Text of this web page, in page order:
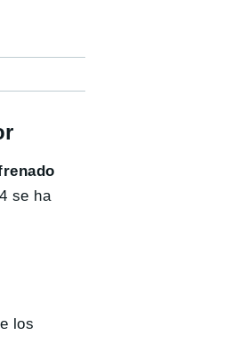
se ha
los